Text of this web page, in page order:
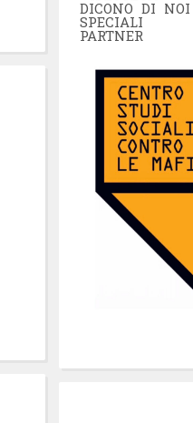
DICONO DI NOI
SPECIALI
PARTNER